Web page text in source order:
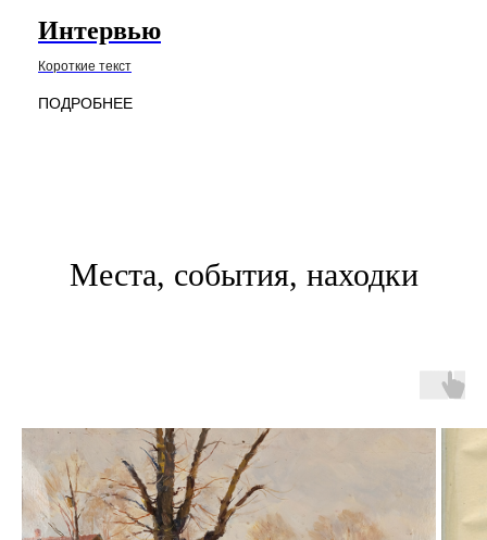
прекращается ее
Интервью
Короткие текст
ПОДРОБНЕЕ
Места, события, находки